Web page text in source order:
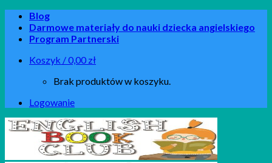
Skip
content
Blog
Darmowe materiały do nauki dziecka angielskiego
Program Partnerski
Koszyk /0,00 zł
Brak produktów w koszyku.
Logowanie